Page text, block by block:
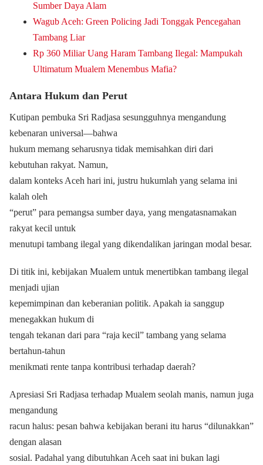
Sumber Daya Alam
Wagub Aceh: Green Policing Jadi Tonggak Pencegahan
Tambang Liar
Rp 360 Miliar Uang Haram Tambang Ilegal: Mampukah
Ultimatum Mualem Menembus Mafia?
Antara Hukum dan Perut
Kutipan pembuka Sri Radjasa sesungguhnya mengandung
kebenaran universal—bahwa
hukum memang seharusnya tidak memisahkan diri dari
kebutuhan rakyat. Namun,
dalam konteks Aceh hari ini, justru hukumlah yang selama ini
kalah oleh
“perut” para pemangsa sumber daya, yang mengatasnamakan
rakyat kecil untuk
menutupi tambang ilegal yang dikendalikan jaringan modal besar.
Di titik ini, kebijakan Mualem untuk menertibkan tambang ilegal
menjadi ujian
kepemimpinan dan keberanian politik. Apakah ia sanggup
menegakkan hukum di
tengah tekanan dari para “raja kecil” tambang yang selama
bertahun-tahun
menikmati rente tanpa kontribusi terhadap daerah?
Apresiasi Sri Radjasa terhadap Mualem seolah manis, namun juga
mengandung
racun halus: pesan bahwa kebijakan berani itu harus “dilunakkan”
dengan alasan
sosial. Padahal yang dibutuhkan Aceh saat ini bukan lagi